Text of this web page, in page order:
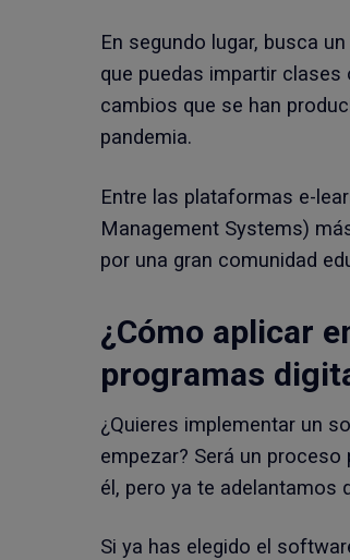
En segundo lugar, busca un
que puedas impartir
cambios que se han
pandemia.
Entre las plataformas e-
Management Systems)
por una gran comunidad
¿Cómo aplicar
programas
¿Quieres implementar un
empezar? Será un
él, pero ya te adelantamos
Si ya has elegido el